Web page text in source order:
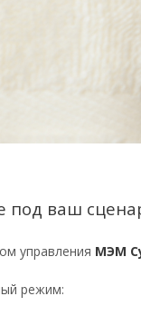
под ваш
управления МЭМ
режим: